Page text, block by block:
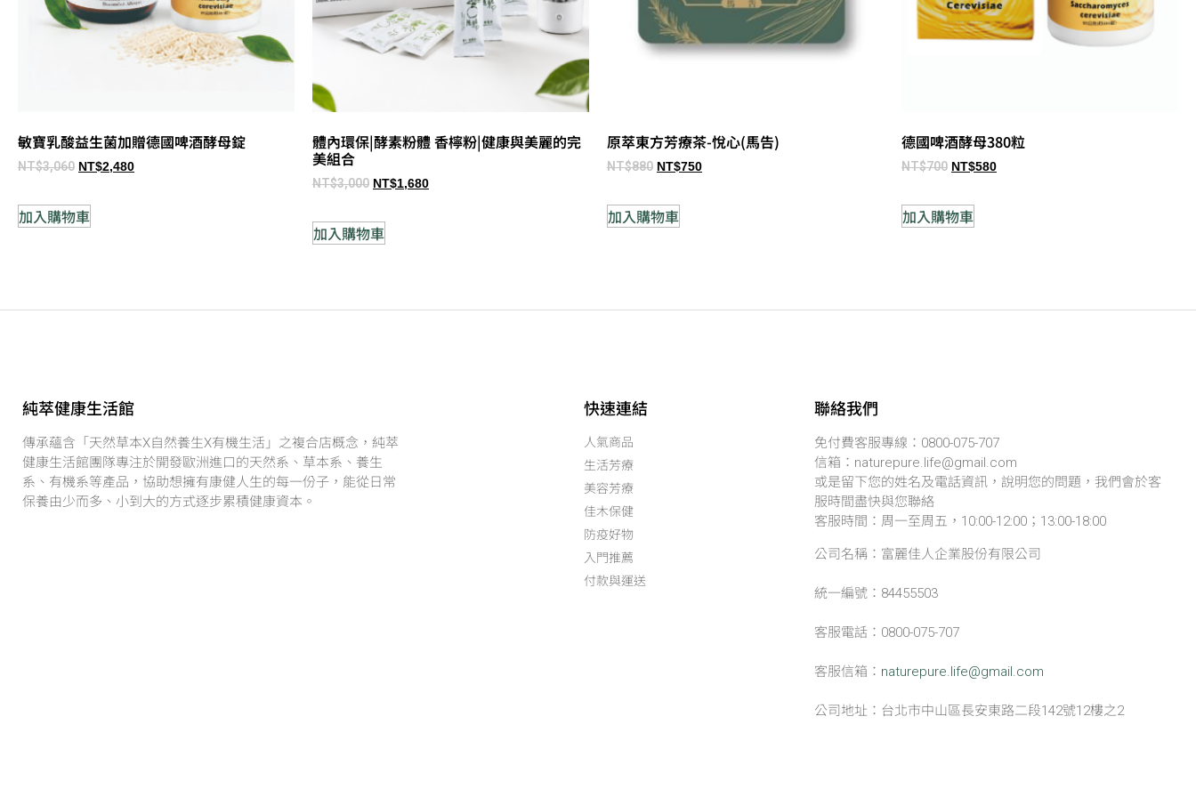
敏寶乳酸益生菌加贈德國啤酒酵母錠
NT$3,060 NT$2,480
加入購物車
體內環保|酵素粉體 香檸粉|健康與美麗的完
美組合
NT$3,000 NT$1,680
加入購物車
原萃東方芳療茶-悅心(馬告)
NT$880 NT$750
加入購物車
德國啤酒酵母380粒
NT$700 NT$580
加入購物車
純萃健康生活館
傳承蘊含「天然草本X自然養生X有機生活」之複合店概念，純萃
健康生活館團隊專注於開發歐洲進口的天然系、草本系、養生
系、有機系等產品，協助想擁有康健人生的每一份子，能從日常
保養由少而多、小到大的方式逐步累積健康資本。
快速連結
人氣商品
生活芳療
美容芳療
佳木保健
防疫好物
入門推薦
付款與運送
聯絡我們
免付費客服專線：0800-075-707
信箱：naturepure.life@gmail.com
或是留下您的姓名及電話資訊，說明您的問題，我們會於客
服時間盡快與您聯絡
客服時間：周一至周五，10:00-12:00；13:00-18:00
公司名稱：富麗佳人企業股份有限公司
統一編號：84455503
客服電話：0800-075-707
客服信箱： naturepure.life@gmail.com
公司地址：台北市中山區長安東路二段142號12樓之2